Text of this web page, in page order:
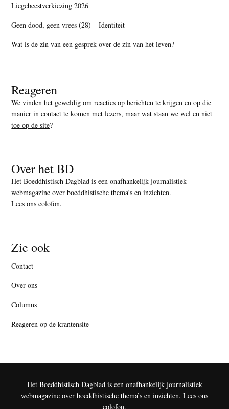
Liegebeestverkiezing 2026
Geen dood, geen vrees (28) – Identiteit
Wat is de zin van een gesprek over de zin van het leven?
Reageren
We vinden het geweldig om reacties op berichten te krijgen en op die
manier in contact te komen met lezers, maarwat staan we wel en niet
toe op de site?
Over het BD
Het Boeddhistisch Dagblad is een onafhankelijk journalistiek
webmagazine over boeddhistische thema’s en inzichten.
Lees ons colofon.
Zie ook
Contact
Over ons
Columns
Reageren op de krantensite
Het Boeddhistisch Dagblad is een onafhankelijk journalistiek
webmagazine over boeddhistische thema’s en inzichten. Lees ons
colofon.